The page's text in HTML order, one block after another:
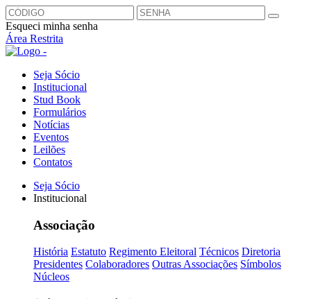
Esqueci minha senha
Área Restrita
Seja Sócio
Institucional
Stud Book
Formulários
Notícias
Eventos
Leilões
Contatos
Seja Sócio
Institucional
Associação
História Estatuto Regimento Eleitoral Técnicos Diretoria
Presidentes Colaboradores Outras Associações Símbolos
Núcleos